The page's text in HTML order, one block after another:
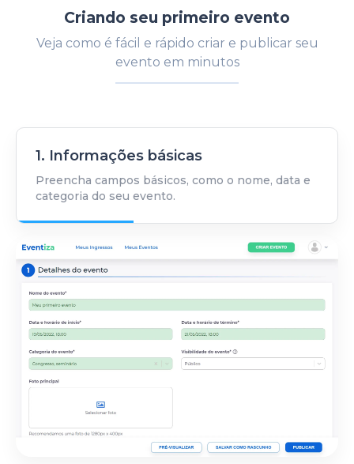
Criando seu primeiro evento
Veja como é fácil e rápido criar e publicar seu
evento em minutos
1. Informações básicas
Preencha campos básicos, como o nome, data e
categoria do seu evento.